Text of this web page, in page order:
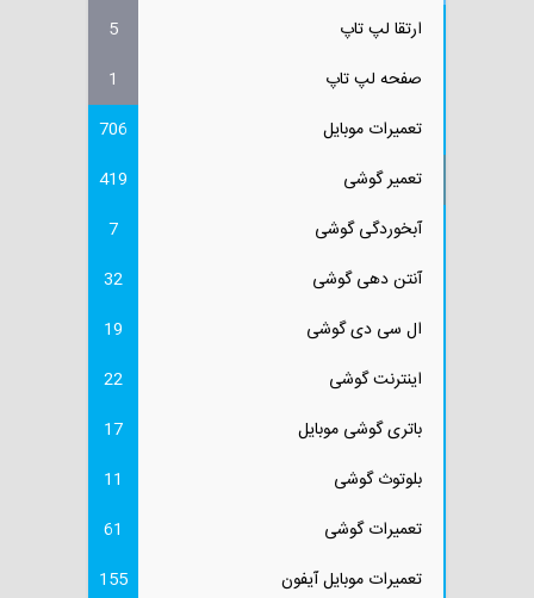
ارتقا لپ تاپ
5
صفحه لپ تاپ
1
تعمیرات موبایل
706
تعمیر گوشی
419
آبخوردگی گوشی
7
آنتن دهی گوشی
32
ال سی دی گوشی
19
اینترنت گوشی
22
باتری گوشی موبایل
17
بلوتوث گوشی
11
تعمیرات گوشی
61
تعمیرات موبایل آیفون
155